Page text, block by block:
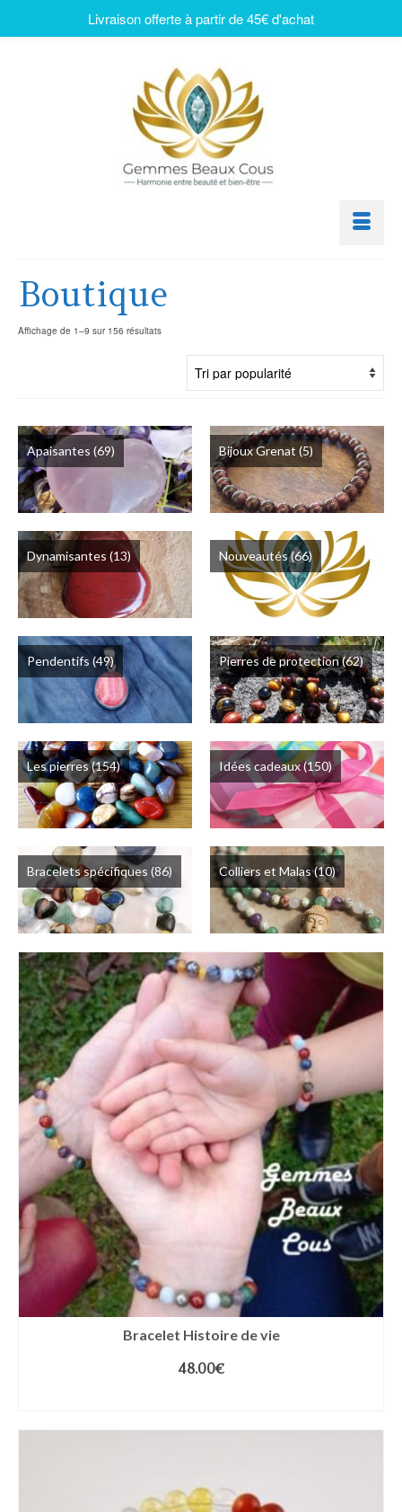
Boutique
Affichage de 1–9 sur 156 résultats
Apaisantes (69) Bijoux Grenat (5)
Dynamisantes (13) Nouveautés(66)
Pendentifs (49) Pierres de protection(62)
Les pierres(154) Idées cadeaux(150)
Bracelets spécifiques (86) Colliers et Malas(10)
Bracelet Histoire de vie
48.00€
Livraison offerte à partir de 45€ d'achat